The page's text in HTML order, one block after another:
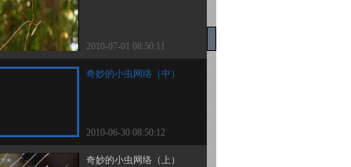
2010-07-01 08:50:11
奇妙的小虫网络（中）
2010-06-30 08:50:12
奇妙的小虫网络（上）